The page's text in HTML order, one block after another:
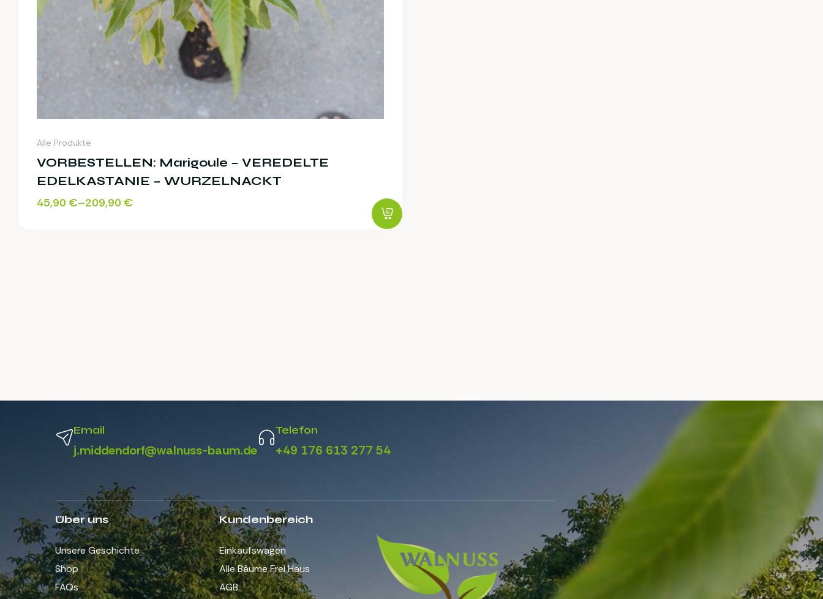
Alle Produkte
VORBESTELLEN: Marigoule – VEREDELTE
EDELKASTANIE – WURZELNACKT
45,90 €–209,90 €
Email
j.middendorf@walnuss-baum.de
Telefon
+49 176 613 277 54
Über uns
Unsere Geschichte
Shop
FAQs
Kundenbereich
Einkaufswagen
Alle Bäume Frei Haus
AGB